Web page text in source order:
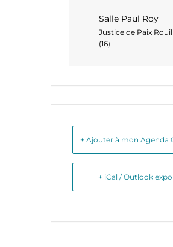
Salle Paul Roy
Justice de Paix
(16)
+ Ajouter à mon Agenda
+ iCal / Outlook